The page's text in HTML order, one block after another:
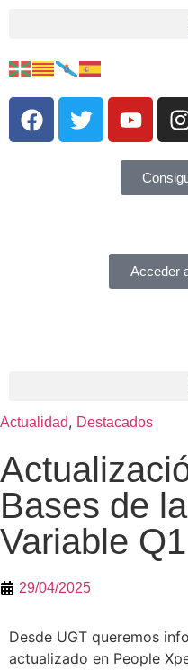
Acceder
Actualidad, Destacados
Bases de
Variable Q1
29/04/2025
Desde UGT queremos
actualizado en People